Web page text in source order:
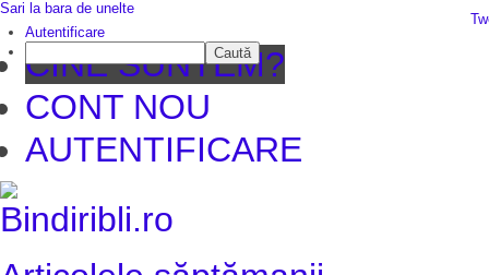
CINE SUNTEM?
CONT NOU
AUTENTIFICARE
Sari la bara de unelte
Autentificare
Caută